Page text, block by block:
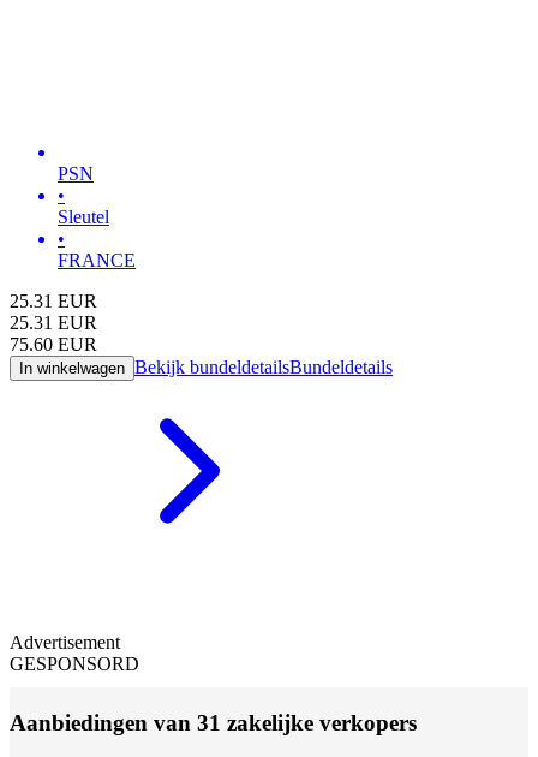
PSN
•
Sleutel
•
FRANCE
25.31 EUR
25.31 EUR
75.60 EUR
In winkelwagen Bekijk bundeldetailsBundeldetails
Advertisement
GESPONSORD
Aanbiedingen van 31 zakelijke verkopers